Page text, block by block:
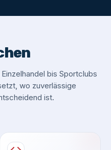
bis Sportclubs
wo zuverlässige
ist.